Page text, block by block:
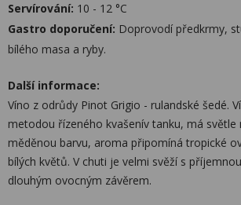
Servírování: 10 - 12 °C
Gastro doporučení: Doprovodí předkrmy,
bílého masa a ryby.
Další informace:
Víno z odrůdy Pinot Grigio - rulandské šedé.
metodou řízeného kvašenív tanku, má světle
měděnou barvu, aroma připomíná tropické
bílých květů. V chuti je velmi svěží s
dlouhým ovocným závěrem.